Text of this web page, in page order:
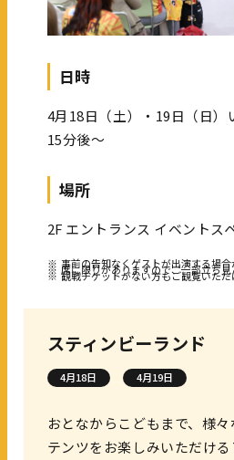
日時
4月18日（土）・19日（日）
15分後～
場所
2F エントランス イベントス
※ 事前の告知なくゲストが出演する場
※ 席に限りがありますので、一部立ち見
※ 観戦チケットがない方もご観覧いただ
スティンビーランド
4月18日 4月19日
おとなからこどもまで、様
テンツをお楽しみいただけ